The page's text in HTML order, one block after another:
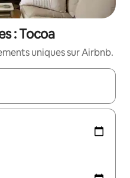
: Tocoa
uniques sur Airbnb.
parcourez-les en utilisant